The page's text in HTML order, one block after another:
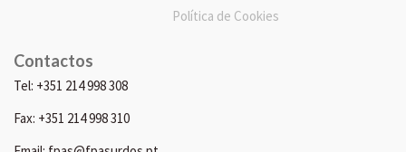
Política de Cookies
Contactos
Tel: +351 214 998 308
Fax: +351 214 998 310